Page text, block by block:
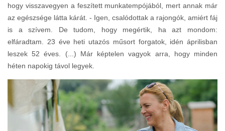
hogy visszavegyen a feszített munkatempójából, mert annak már
az egészsége látta kárát. - Igen, csalódottak a rajongók, amiért fáj
is a szívem. De tudom, hogy megértik, ha azt mondom:
elfáradtam. 23 éve heti utazós műsort forgatok, idén áprilisban
leszek 52 éves. (...) Már képtelen vagyok arra, hogy minden
héten napokig távol legyek.